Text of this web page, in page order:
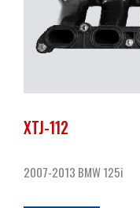
XTJ-112
2007-2013 BMW 125i